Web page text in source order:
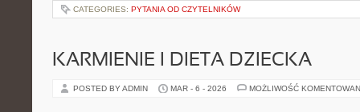
CATEGORIES: PYTANIA OD CZYTELNIKÓW
KARMIENIE I DIETA DZIECKA
POSTED BY ADMIN MAR - 6 - 2026 MOŻLIWOŚĆ